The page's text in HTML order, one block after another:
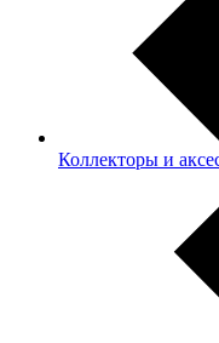
Коллекторы и